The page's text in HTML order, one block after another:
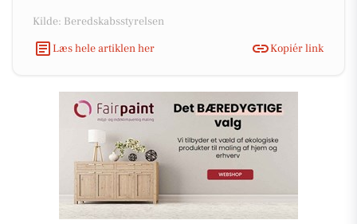
Kilde: Beredskabsstyrelsen
Læs hele artiklen her
Kopiér link